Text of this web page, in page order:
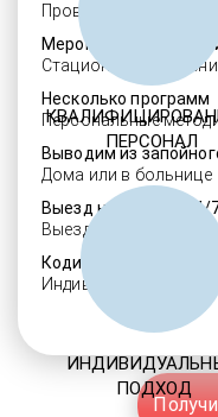
Проверенные
Мероприятия
Стационарное
Несколько программ
Персональные
Выводим из
Дома или в больнице
Выезд нарколога 24/
Выезд в течение 30
Кодировка
Индивидуальные
ПЕРСОНАЛ
ПОДХОД